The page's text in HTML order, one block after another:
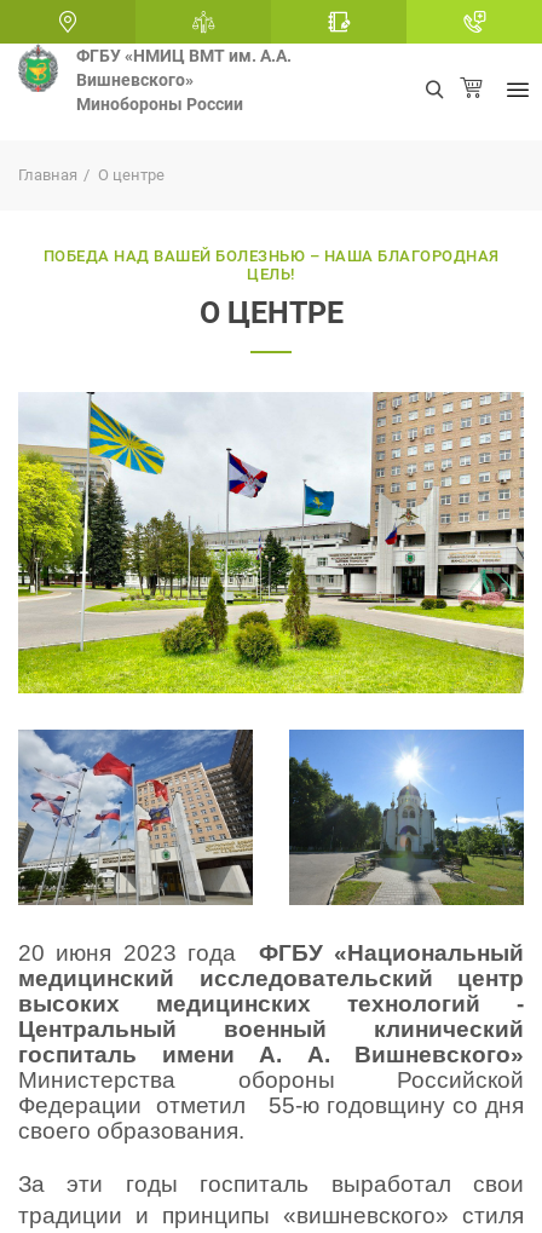
ФГБУ «НМИЦ ВМТ им. А.А.
Вишневского»
Минобороны России
Главная О центре
ПОБЕДА НАД ВАШЕЙ БОЛЕЗНЬЮ – НАША БЛАГОРОДНАЯ
ЦЕЛЬ!
О ЦЕНТРЕ
20 июня 2023 года ФГБУ «Национальный
медицинский исследовательский центр
высоких медицинских технологий -
Центральный военный клинический
госпиталь имени А. А. Вишневского»
Министерства обороны Российской
Федерации  отметил   55-ю годовщину со дня
своего образования.
За эти годы госпиталь выработал свои
традиции и принципы «вишневского» стиля